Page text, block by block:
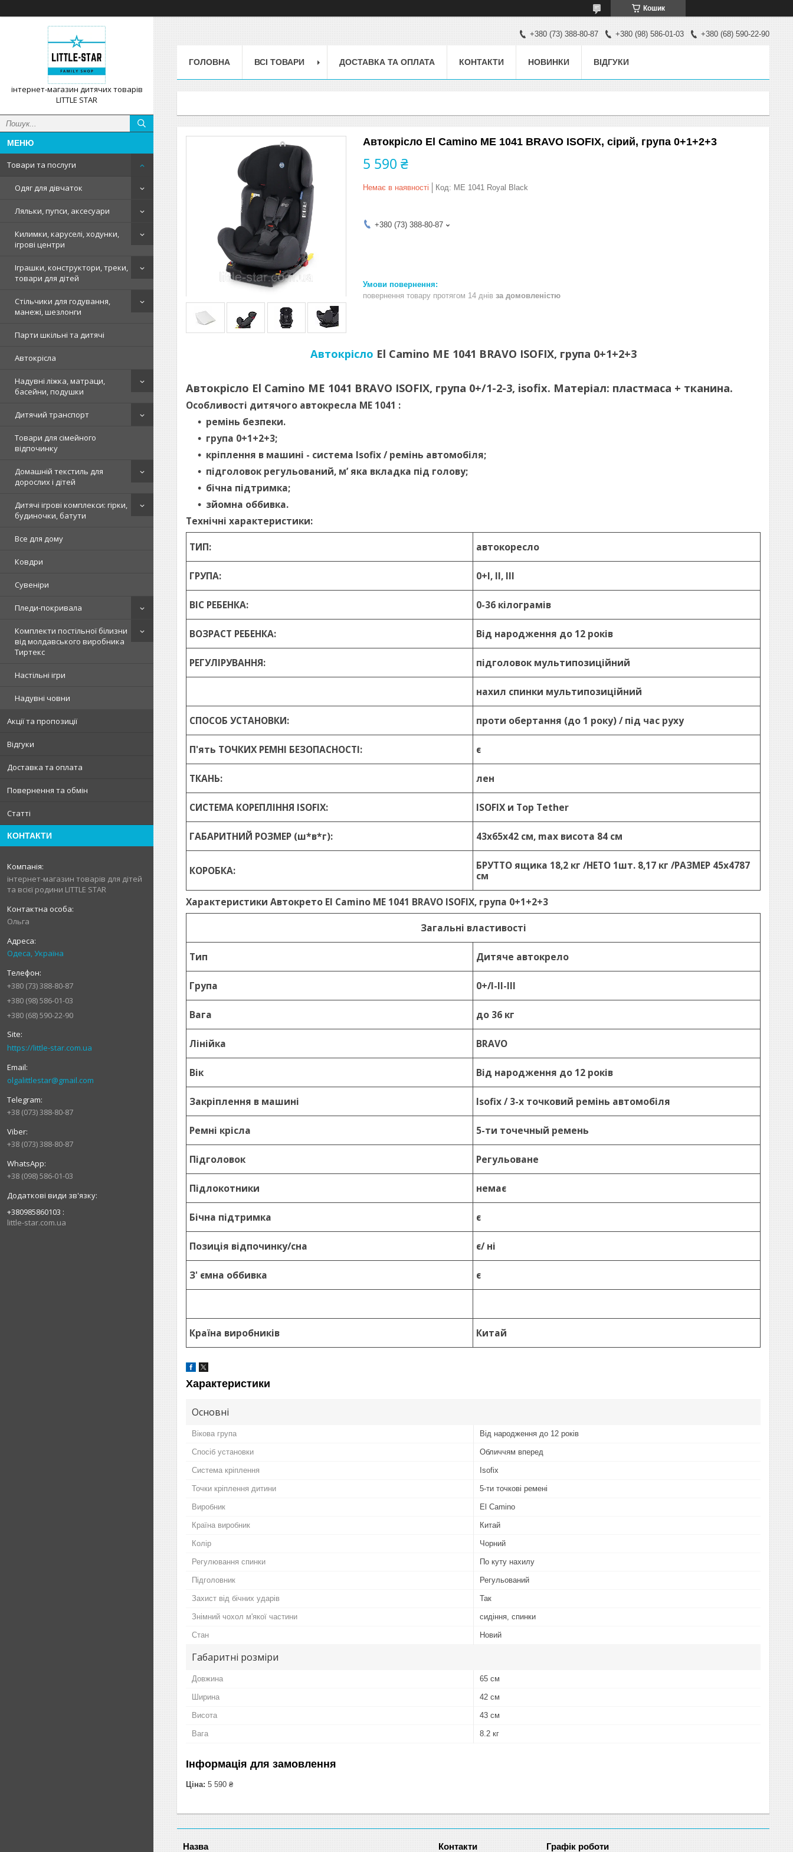
Кошик
інтернет-магазин дитячих товарів
LITTLE STAR
Товари та послуги
Одяг для дівчаток
Ляльки, пупси, аксесуари
Килимки, каруселі, ходунки,
ігрові центри
Іграшки, конструктори, треки,
товари для дітей
Стільчики для годування,
манежі, шезлонги
Парти шкільні та дитячі
Автокрісла
Надувні ліжка, матраци,
басейни, подушки
Дитячий транспорт
Товари для сімейного
відпочинку
Домашній текстиль для
дорослих і дітей
Дитячі ігрові комплекси: гірки,
будиночки, батути
Все для дому
Ковдри
Сувеніри
Пледи-покривала
Комплекти постільної білизни
від молдавського виробника
Тиртекс
Настільні ігри
Надувні човни
Акції та пропозиції
Відгуки
Доставка та оплата
Повернення та обмін
Статті
КОНТАКТИ
інтернет-магазин товарів для дітей
та всієї родини LITTLE STAR
Ольга
Одеса, Україна
+380 (73) 388-80-87
+380 (98) 586-01-03
+380 (68) 590-22-90
https://little-star.com.ua
olgalittlestar@gmail.com
+38 (073) 388-80-87
+38 (073) 388-80-87
+38 (098) 586-01-03
+380985860103
little-star.com.ua
+380 (73) 388-80-87 +380 (98) 586-01-03 +380 (68) 590-22-90
ГОЛОВНА ВСІ ТОВАРИ ДОСТАВКА ТА ОПЛАТА КОНТАКТИ НОВИНКИ ВІДГУКИ
Автокрісло El Camino ME 1041 BRAVO ISOFIX, сірий, група 0+1+2+3
5 590 ₴
Немає в наявності Код: ME 1041 Royal Black
+380 (73) 388-80-87
повернення товару протягом 14 днів за домовленістю
Автокрісло El Camino ME 1041 BRAVO ISOFIX, група 0+1+2+3
Автокрісло El Camino ME 1041 BRAVO ISOFIX, група 0+/1-2-3, isofix. Матеріал: пластмаса + тканина.
Особливості дитячого автокресла ME 1041 :
ремінь безпеки.
група 0+1+2+3;
кріплення в машині - система Isofix / ремінь автомобіля;
підголовок регульований, м’ яка вкладка під голову;
бічна підтримка;
зйомна оббивка.
Технічні характеристики:
ТИП:
автокоресло
ГРУПА: 0+I, II, III
ВІС РЕБЕНКА: 0-36 кілограмів
ВОЗРАСТ РЕБЕНКА: Від народження до 12 років
РЕГУЛІРУВАННЯ: підголовок мультипозиційний
нахил спинки мультипозиційний
СПОСОБ УСТАНОВКИ: проти обертання (до 1 року) / під час руху
П'ять ТОЧКИХ РЕМНІ БЕЗОПАСНОСТІ: є
ТКАНЬ: лен
СИСТЕМА КОРЕПЛІННЯ ISOFIX: ISOFIX и Top Tether
ГАБАРИТНИЙ РОЗМЕР (ш*в*г): 43x65x42 см, max висота 84 см
КОРОБКА:
БРУТТО ящика 18,2 кг /НЕТО 1шт. 8,17 кг /РАЗМЕР 45x4787
см
Характеристики Автокрето El Camino ME 1041 BRAVO ISOFIX, група 0+1+2+3
Загальні властивості
Тип Дитяче автокрело
Група 0+/I-II-III
Вага до 36 кг
Лінійка BRAVO
Вік Від народження до 12 років
Закріплення в машині Isofix / 3-х точковий ремінь автомобіля
Ремні крісла 5-ти точечный ремень
Підголовок Регульоване
Підлокотники немає
Бічна підтримка є
Позиція відпочинку/сна є/ ні
З' ємна оббивка є
Країна виробників Китай
Характеристики
Основні
Вікова група Від народження до 12 років
Спосіб установки Обличчям вперед
Система кріплення Isofix
Точки кріплення дитини 5-ти точкові ремені
Виробник El Camino
Країна виробник Китай
Колір Чорний
Регулювання спинки По куту нахилу
Підголовник Регульований
Захист від бічних ударів Так
Знімний чохол м'якої частини сидіння, спинки
Стан Новий
Габаритні розміри
Довжина 65 см
Ширина 42 см
Висота 43 см
Вага 8.2 кг
Інформація для замовлення
Ціна: 5 590 ₴
Графік роботи